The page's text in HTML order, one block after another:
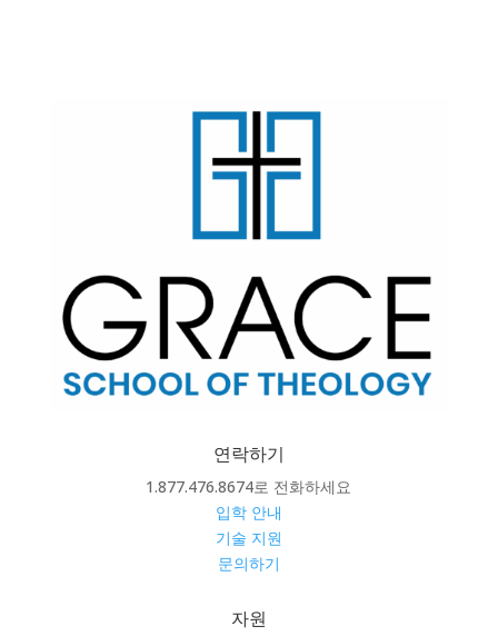
연락하기
1.877.476.8674로 전화하세요
입학 안내
기술 지원
문의하기
자원